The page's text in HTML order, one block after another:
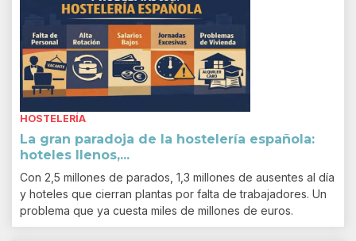
HOSTELERÍA
La gran paradoja de la hostelería española:
hoteles llenos,...
Con 2,5 millones de parados, 1,3 millones de ausentes al día
y hoteles que cierran plantas por falta de trabajadores. Un
problema que ya cuesta miles de millones de euros.